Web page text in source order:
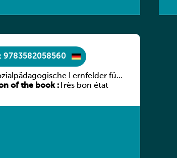
9783582058560
Lernfelder für
und Erzieher,
Lehrplan
of the book : Très bon état